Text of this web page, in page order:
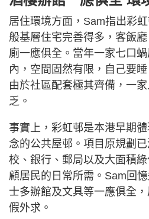
居住環境方面，Sam指出彩
般基層住宅完善得多，客飯
廁一應俱全。當年一家七口
內，空間固然有限，自己要
由於社區配套極其齊備，一
乏。
事實上，彩虹邨是本港早期
念的公共屋邨。項目原規劃
校、銀行、郵局以及大面積
顧居民的日常所需。Sam回
士多辦館及文具等一應俱全
假外求。